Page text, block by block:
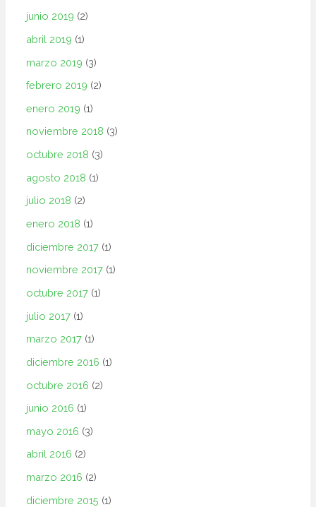
junio 2019 (2)
abril 2019 (1)
marzo 2019 (3)
febrero 2019 (2)
enero 2019 (1)
noviembre 2018 (3)
octubre 2018 (3)
agosto 2018 (1)
julio 2018 (2)
enero 2018 (1)
diciembre 2017 (1)
noviembre 2017 (1)
octubre 2017 (1)
julio 2017 (1)
marzo 2017 (1)
diciembre 2016 (1)
octubre 2016 (2)
junio 2016 (1)
mayo 2016 (3)
abril 2016 (2)
marzo 2016 (2)
diciembre 2015 (1)